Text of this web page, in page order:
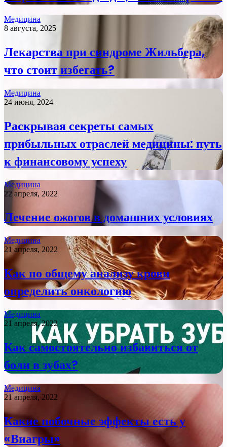
Медицина
8 августа, 2025
Лекарства при синдроме Жильбера,
что стоит избегать?
Медицина
24 июня, 2024
Раскрывая секреты самых
прибыльных отраслей медицины: путь
к финансовому успеху
Медицина
22 апреля, 2022
Лечение ожогов в домашних условиях
Медицина
21 апреля, 2022
Как по общему анализу крови
определить онкологию
Медицина
21 апреля, 2022
Как самостоятельно избавиться от
боли в зубах?
Медицина
21 апреля, 2022
Какие побочные эффекты есть у
«Виагры»